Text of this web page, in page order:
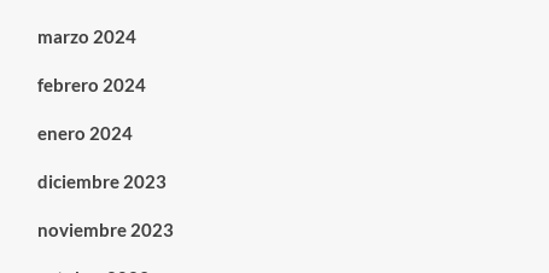
marzo 2024
febrero 2024
enero 2024
diciembre 2023
noviembre 2023